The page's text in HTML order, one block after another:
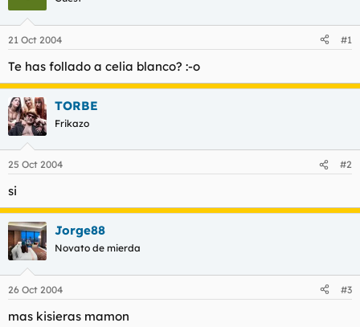
a
d
o
e
l
t
e
m
a
a
i
n
c
i
o
21 Oct 2004 #1
Te has follado a celia blanco? :-o
TORBE
Frikazo
25 Oct 2004 #2
si
Jorge88
Novato de mierda
26 Oct 2004 #3
mas kisieras mamon